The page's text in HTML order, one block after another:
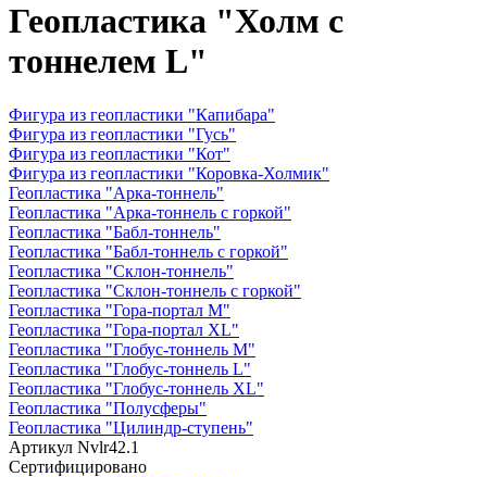
Геопластика "Холм с
тоннелем L"
Фигура из геопластики "Капибара"
Фигура из геопластики "Гусь"
Фигура из геопластики "Кот"
Фигура из геопластики "Коровка-Холмик"
Геопластика "Арка-тоннель"
Геопластика "Арка-тоннель с горкой"
Геопластика "Бабл-тоннель"
Геопластика "Бабл-тоннель с горкой"
Геопластика "Склон-тоннель"
Геопластика "Склон-тоннель с горкой"
Геопластика "Гора-портал M"
Геопластика "Гора-портал XL"
Геопластика "Глобус-тоннель M"
Геопластика "Глобус-тоннель L"
Геопластика "Глобус-тоннель XL"
Геопластика "Полусферы"
Геопластика "Цилиндр-ступень"
Артикул Nvlr42.1
Сертифицировано